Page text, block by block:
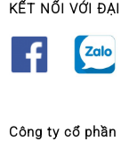
KẾT NỐI VỚI
Công ty cổ phần